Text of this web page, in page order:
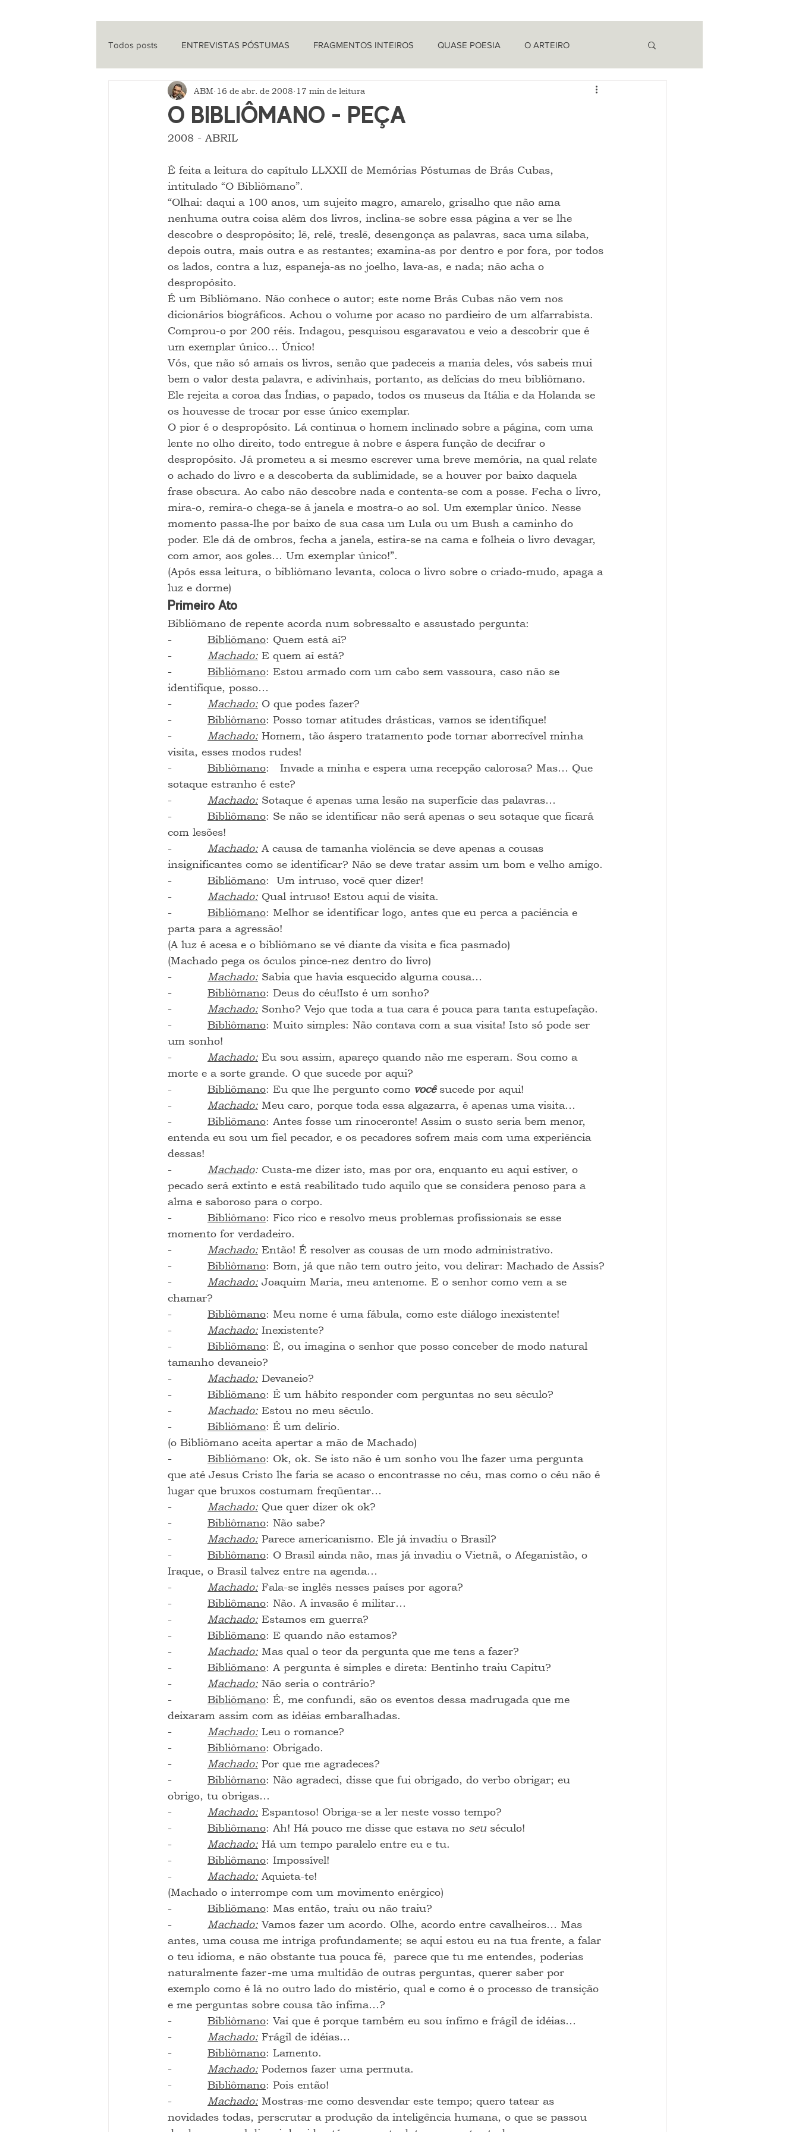
Todos posts ENTREVISTAS PÓSTUMAS FRAGMENTOS INTEIROS QUASE POESIA O ARTEIRO
ENTREVISTAS CINEMA PROVOCAÇÕES NADA FILOSÓFICAS
QUE HISTÓRIA É ESSA?
O BIBLIÔMANO - PEÇA
ABM 16 de abr. de 2008 17 min de leitura
2008 - ABRIL
É feita a leitura do capítulo LLXXII de Memórias Póstumas de Brás Cubas,
intitulado “O Bibliômano”.
“Olhai: daqui a 100 anos, um sujeito magro, amarelo, grisalho que não ama
nenhuma outra coisa além dos livros, inclina-se sobre essa página a ver se lhe
descobre o despropósito; lê, relê, treslê, desengonça as palavras, saca uma sílaba,
depois outra, mais outra e as restantes; examina-as por dentro e por fora, por todos
os lados, contra a luz, espaneja-as no joelho, lava-as, e nada; não acha o
despropósito.
É um Bibliômano. Não conhece o autor; este nome Brás Cubas não vem nos
dicionários biográficos. Achou o volume por acaso no pardieiro de um alfarrabista.
Comprou-o por 200 réis. Indagou, pesquisou esgaravatou e veio a descobrir que é
um exemplar único… Único!
Vós, que não só amais os livros, senão que padeceis a mania deles, vós sabeis mui
bem o valor desta palavra, e adivinhais, portanto, as delícias do meu bibliômano.
Ele rejeita a coroa das Índias, o papado, todos os museus da Itália e da Holanda se
os houvesse de trocar por esse único exemplar.
O pior é o despropósito. Lá continua o homem inclinado sobre a página, com uma
lente no olho direito, todo entregue à nobre e áspera função de decifrar o
despropósito. Já prometeu a si mesmo escrever uma breve memória, na qual relate
o achado do livro e a descoberta da sublimidade, se a houver por baixo daquela
frase obscura. Ao cabo não descobre nada e contenta-se com a posse. Fecha o livro,
mira-o, remira-o chega-se à janela e mostra-o ao sol. Um exemplar único. Nesse
momento passa-lhe por baixo de sua casa um Lula ou um Bush a caminho do
poder. Ele dá de ombros, fecha a janela, estira-se na cama e folheia o livro devagar,
com amor, aos goles… Um exemplar único!”.
(Após essa leitura, o bibliômano levanta, coloca o livro sobre o criado-mudo, apaga a
luz e dorme)
Primeiro Ato
Bibliômano de repente acorda num sobressalto e assustado pergunta:
- Bibliômano: Quem está aí?
- Machado: E quem aí está?
- Bibliômano: Estou armado com um cabo sem vassoura, caso não se
identifique, posso…
- Machado: O que podes fazer?
- Bibliômano: Posso tomar atitudes drásticas, vamos se identifique!
- Machado: Homem, tão áspero tratamento pode tornar aborrecível minha
visita, esses modos rudes!
- Bibliômano:   Invade a minha e espera uma recepção calorosa? Mas… Que
sotaque estranho é este?
- Machado: Sotaque é apenas uma lesão na superfície das palavras…
- Bibliômano: Se não se identificar não será apenas o seu sotaque que ficará
com lesões!
- Machado: A causa de tamanha violência se deve apenas a cousas
insignificantes como se identificar? Não se deve tratar assim um bom e velho amigo.
- Bibliômano:  Um intruso, você quer dizer!
- Machado: Qual intruso! Estou aqui de visita.
- Bibliômano: Melhor se identificar logo, antes que eu perca a paciência e
parta para a agressão!
(A luz é acesa e o bibliômano se vê diante da visita e fica pasmado)
(Machado pega os óculos pince-nez dentro do livro)
- Machado: Sabia que havia esquecido alguma cousa…
- Bibliômano: Deus do céu!Isto é um sonho?
- Machado: Sonho? Vejo que toda a tua cara é pouca para tanta estupefação.
- Bibliômano: Muito simples: Não contava com a sua visita! Isto só pode ser
um sonho!
- Machado: Eu sou assim, apareço quando não me esperam. Sou como a
morte e a sorte grande. O que sucede por aqui?
- Bibliômano: Eu que lhe pergunto como você sucede por aqui!
- Machado: Meu caro, porque toda essa algazarra, é apenas uma visita…
- Bibliômano: Antes fosse um rinoceronte! Assim o susto seria bem menor,
entenda eu sou um fiel pecador, e os pecadores sofrem mais com uma experiência
dessas!
- Machado: Custa-me dizer isto, mas por ora, enquanto eu aqui estiver, o
pecado será extinto e está reabilitado tudo aquilo que se considera penoso para a
alma e saboroso para o corpo.
- Bibliômano: Fico rico e resolvo meus problemas profissionais se esse
momento for verdadeiro.
- Machado: Então! É resolver as cousas de um modo administrativo.
- Bibliômano: Bom, já que não tem outro jeito, vou delirar: Machado de Assis?
- Machado: Joaquim Maria, meu antenome. E o senhor como vem a se
chamar?
- Bibliômano: Meu nome é uma fábula, como este diálogo inexistente!
- Machado: Inexistente?
- Bibliômano: É, ou imagina o senhor que posso conceber de modo natural
tamanho devaneio?
- Machado: Devaneio?
- Bibliômano: É um hábito responder com perguntas no seu século?
- Machado: Estou no meu século.
- Bibliômano: É um delírio.
(o Bibliômano aceita apertar a mão de Machado)
- Bibliômano: Ok, ok. Se isto não é um sonho vou lhe fazer uma pergunta
que até Jesus Cristo lhe faria se acaso o encontrasse no céu, mas como o céu não é
lugar que bruxos costumam freqüentar…
- Machado: Que quer dizer ok ok?
- Bibliômano: Não sabe?
- Machado: Parece americanismo. Ele já invadiu o Brasil?
- Bibliômano: O Brasil ainda não, mas já invadiu o Vietnã, o Afeganistão, o
Iraque, o Brasil talvez entre na agenda…
- Machado: Fala-se inglês nesses países por agora?
- Bibliômano: Não. A invasão é militar…
- Machado: Estamos em guerra?
- Bibliômano: E quando não estamos?
- Machado: Mas qual o teor da pergunta que me tens a fazer?
- Bibliômano: A pergunta é simples e direta: Bentinho traiu Capitu?
- Machado: Não seria o contrário?
- Bibliômano: É, me confundi, são os eventos dessa madrugada que me
deixaram assim com as idéias embaralhadas.
- Machado: Leu o romance?
- Bibliômano: Obrigado.
- Machado: Por que me agradeces?
- Bibliômano: Não agradeci, disse que fui obrigado, do verbo obrigar; eu
obrigo, tu obrigas…
- Machado: Espantoso! Obriga-se a ler neste vosso tempo?
- Bibliômano: Ah! Há pouco me disse que estava no seu século!
- Machado: Há um tempo paralelo entre eu e tu.
- Bibliômano: Impossível!
- Machado: Aquieta-te!
(Machado o interrompe com um movimento enérgico)
- Bibliômano: Mas então, traiu ou não traiu?
- Machado: Vamos fazer um acordo. Olhe, acordo entre cavalheiros… Mas
antes, uma cousa me intriga profundamente; se aqui estou eu na tua frente, a falar
o teu idioma, e não obstante tua pouca fé,  parece que tu me entendes, poderias
naturalmente fazer-me uma multidão de outras perguntas, querer saber por
exemplo como é lá no outro lado do mistério, qual e como é o processo de transição
e me perguntas sobre cousa tão ínfima…?
- Bibliômano: Vai que é porque também eu sou ínfimo e frágil de idéias…
- Machado: Frágil de idéias…
- Bibliômano: Lamento.
- Machado: Podemos fazer uma permuta.
- Bibliômano: Pois então!
- Machado: Mostras-me como desvendar este tempo; quero tatear as
novidades todas, perscrutar a produção da inteligência humana, o que se passou